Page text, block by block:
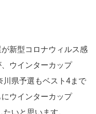
新型コロナウィルス感
ウインターカップ
川県予選もベスト4まで
ウインターカップ
いと思います。